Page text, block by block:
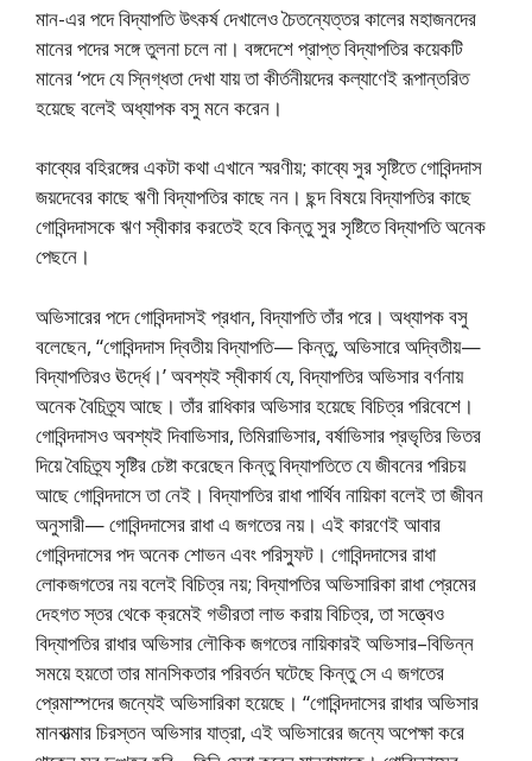
মান-এর পদে বিদ্যাপতি উৎকর্ষ দেখালেও চৈতন্যেত্তর কালের মহাজনদের
মানের পদের সঙ্গে তুলনা চলে না। বঙ্গদেশে প্রাপ্ত বিদ্যাপতির কয়েকটি
মানের ‘পদে যে স্নিগ্ধতা দেখা যায় তা কীর্তনীয়দের কল্যাণেই রূপান্তরিত
হয়েছে বলেই অধ্যাপক বসু মনে করেন।
কাব্যের বহিরঙ্গের একটা কথা এখানে স্মরণীয়; কাব্যে সুর সৃষ্টিতে গোবিন্দদাস
জয়দেবের কাছে ঋণী বিদ্যাপতির কাছে নন। ছন্দ বিষয়ে বিদ্যাপতির কাছে
গোবিন্দদাসকে ঋণ স্বীকার করতেই হবে কিন্তু সুর সৃষ্টিতে বিদ্যাপতি অনেক
পেছনে।
অভিসারের পদে গোবিন্দদাসই প্রধান, বিদ্যাপতি তাঁর পরে। অধ্যাপক বসু
বলেছেন, “গোবিন্দদাস দ্বিতীয় বিদ্যাপতি— কিন্তু, অভিসারে অদ্বিতীয়—
বিদ্যাপতিরও ঊর্দ্ধে।’ অবশ্যই স্বীকার্য যে, বিদ্যাপতির অভিসার বর্ণনায়
অনেক বৈচিত্র্য আছে। তাঁর রাধিকার অভিসার হয়েছে বিচিত্র পরিবেশে।
গোবিন্দদাসও অবশ্যই দিবাভিসার, তিমিরাভিসার, বর্ষাভিসার প্রভৃতির ভিতর
দিয়ে বৈচিত্র্য সৃষ্টির চেষ্টা করেছেন কিন্তু বিদ্যাপতিতে যে জীবনের পরিচয়
আছে গোবিন্দদাসে তা নেই। বিদ্যাপতির রাধা পার্থিব নায়িকা বলেই তা জীবন
অনুসারী— গোবিন্দদাসের রাধা এ জগতের নয়। এই কারণেই আবার
গোবিন্দদাসের পদ অনেক শোভন এবং পরিস্ফুট। গোবিন্দদাসের রাধা
লোকজগতের নয় বলেই বিচিত্র নয়; বিদ্যাপতির অভিসারিকা রাধা প্রেমের
দেহগত স্তর থেকে ক্রমেই গভীরতা লাভ করায় বিচিত্র, তা সত্ত্বেও
বিদ্যাপতির রাধার অভিসার লৌকিক জগতের নায়িকারই অভিসার–বিভিন্ন
সময়ে হয়তো তার মানসিকতার পরিবর্তন ঘটেছে কিন্তু সে এ জগতের
প্রেমাস্পদের জন্যেই অভিসারিকা হয়েছে। “গোবিন্দদাসের রাধার অভিসার
মানবাত্মার চিরস্তন অভিসার যাত্রা, এই অভিসারের জন্যে অপেক্ষা করে